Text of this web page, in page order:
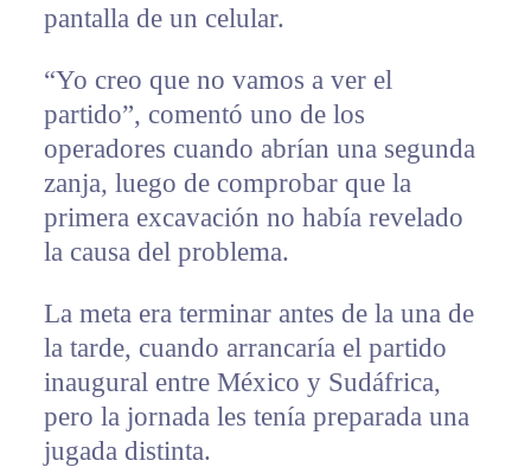
pantalla de un celular.
“Yo creo que no vamos a ver el
partido”, comentó uno de los
operadores cuando abrían una segunda
zanja, luego de comprobar que la
primera excavación no había revelado
la causa del problema.
La meta era terminar antes de la una de
la tarde, cuando arrancaría el partido
inaugural entre México y Sudáfrica,
pero la jornada les tenía preparada una
jugada distinta.